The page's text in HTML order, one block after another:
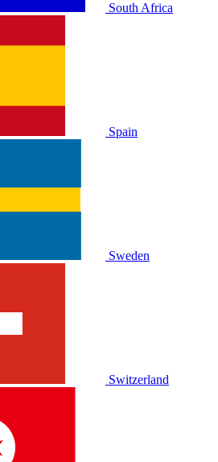
South Africa
Spain
Sweden
Switzerland